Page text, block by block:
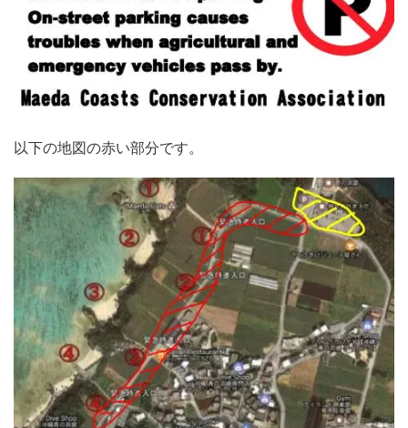
以下の地図の赤い部分です。